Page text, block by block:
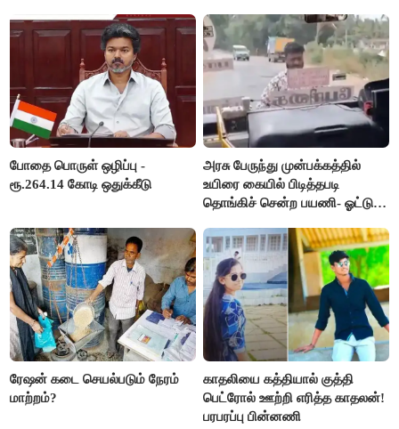
போதை பொருள் ஒழிப்பு -
ரூ.264.14 கோடி ஒதுக்கீடு
அரசு பேருந்து முன்பக்கத்தில்
உயிரை கையில் பிடித்தபடி
தொங்கிச் சென்ற பயணி- ஓட்டுநர்
ரேஷன் கடை செயல்படும் நேரம்
மாற்றம்?
காதலியை கத்தியால் குத்தி
பெட்ரோல் ஊற்றி எரித்த காதலன்!
பரபரப்பு பின்னணி